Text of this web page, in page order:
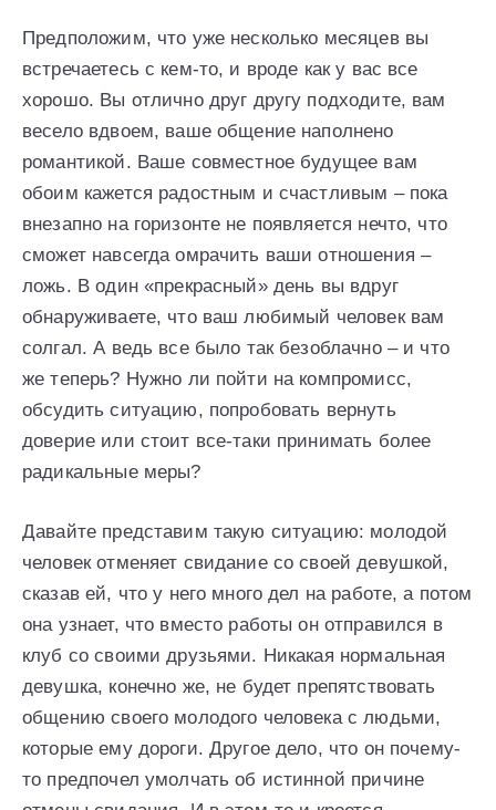
Предположим, что уже несколько месяцев вы
встречаетесь с кем-то, и вроде как у вас все
хорошо. Вы отлично друг другу подходите, вам
весело вдвоем, ваше общение наполнено
романтикой. Ваше совместное будущее вам
обоим кажется радостным и счастливым – пока
внезапно на горизонте не появляется нечто, что
сможет навсегда омрачить ваши отношения –
ложь. В один «прекрасный» день вы вдруг
обнаруживаете, что ваш любимый человек вам
солгал. А ведь все было так безоблачно – и что
же теперь? Нужно ли пойти на компромисс,
обсудить ситуацию, попробовать вернуть
доверие или стоит все-таки принимать более
радикальные меры?
Давайте представим такую ситуацию: молодой
человек отменяет свидание со своей девушкой,
сказав ей, что у него много дел на работе, а потом
она узнает, что вместо работы он отправился в
клуб со своими друзьями. Никакая нормальная
девушка, конечно же, не будет препятствовать
общению своего молодого человека с людьми,
которые ему дороги. Другое дело, что он почему-
то предпочел умолчать об истинной причине